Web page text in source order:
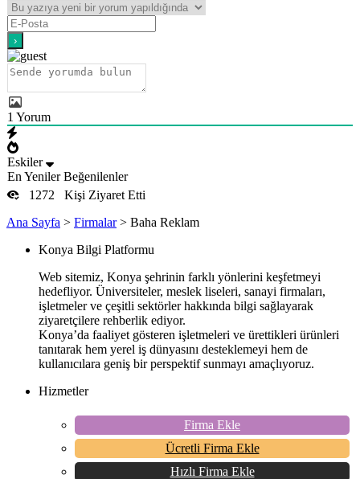
1 Yorum
Eskiler
En Yeniler Beğenilenler
1272
Kişi Ziyaret Etti
Ana Sayfa > Firmalar> Baha Reklam
Konya Bilgi Platformu
Web sitemiz, Konya şehrinin farklı yönlerini keşfetmeyi
hedefliyor. Üniversiteler, meslek liseleri, sanayi firmaları,
işletmeler ve çeşitli sektörler hakkında bilgi sağlayarak
ziyaretçilere rehberlik ediyor.
Konya’da faaliyet gösteren işletmeleri ve ürettikleri ürünleri
tanıtarak hem yerel iş dünyasını desteklemeyi hem de
kullanıcılara geniş bir perspektif sunmayı amaçlıyoruz.
Hizmetler
Firma Ekle
Ücretli Firma Ekle
Hızlı Firma Ekle